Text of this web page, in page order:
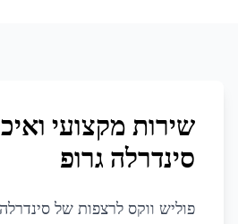
שירות מקצועי
סינדרלה גרופ
פוליש ווקס לרצפות של